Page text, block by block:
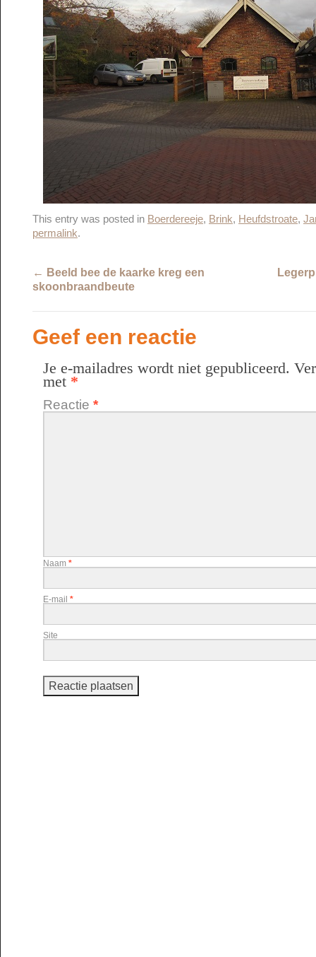
This entry was posted in Boerdereeje, Brink, Heufdstroate,
permalink.
← Beeld bee de kaarke kreg een
skoonbraandbeute
Geef een reactie
Je e-mailadres wordt niet gepubliceerd.
met *
Reactie *
Naam *
E-mail *
Site